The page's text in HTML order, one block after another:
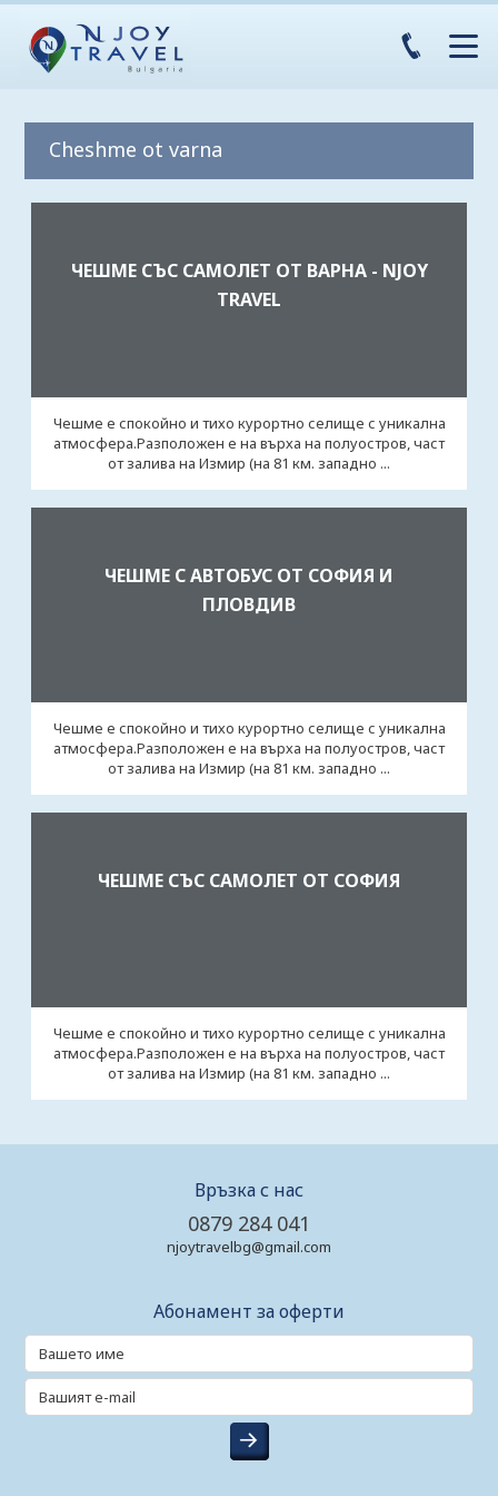
Cheshme ot varna
ЧЕШМЕ СЪС САМОЛЕТ ОТ ВАРНА - NJOY
TRAVEL
Чешме е спокойно и тихо курортно селище с уникална
атмосфера.Разположен е на върха на полуостров, част
от залива на Измир (на 81 км. западно ...
ЧЕШМЕ С АВТОБУС ОТ СОФИЯ И
ПЛОВДИВ
Чешме е спокойно и тихо курортно селище с уникална
атмосфера.Разположен е на върха на полуостров, част
от залива на Измир (на 81 км. западно ...
ЧЕШМЕ СЪС САМОЛЕТ ОТ СОФИЯ
Чешме е спокойно и тихо курортно селище с уникална
атмосфера.Разположен е на върха на полуостров, част
от залива на Измир (на 81 км. западно ...
Връзка с нас
0879 284 041
njoytravelbg@gmail.com
Абонамент за оферти